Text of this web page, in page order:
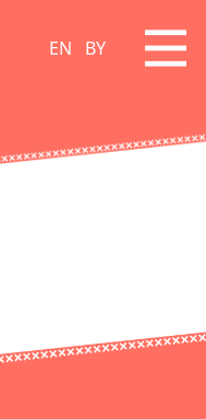
EN BY